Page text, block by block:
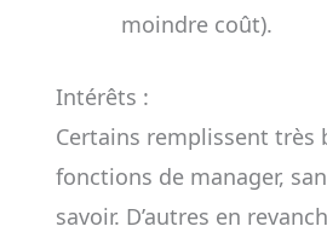
moindre coût).
Intérêts :
Certains remplissent très
fonctions de manager,
savoir. D’autres en